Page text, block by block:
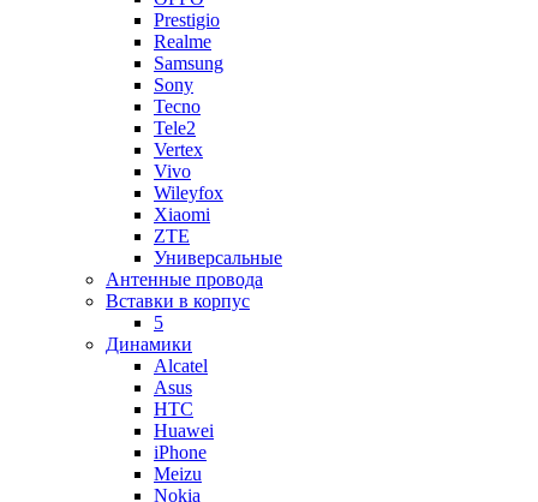
Prestigio
Realme
Samsung
Sony
Tecno
Tele2
Vertex
Vivo
Wileyfox
Xiaomi
ZTE
Универсальные
Антенные провода
Вставки в корпус
5
Динамики
Alcatel
Asus
HTC
Huawei
iPhone
Meizu
Nokia